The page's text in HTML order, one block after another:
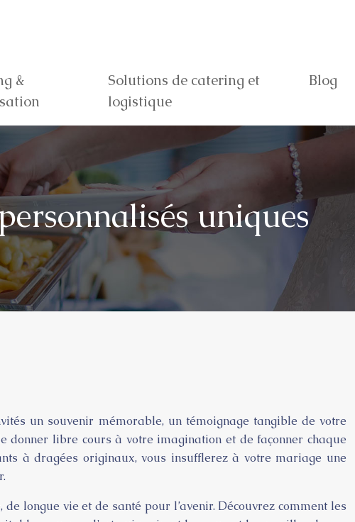
&
Solutions de catering et
logistique
Blog
uniques
un souvenir mémorable, un témoignage tangible de votre
donner libre cours à votre imagination et de façonner chaque
à dragées originaux, vous insufflerez à votre mariage une
longue vie et de santé pour l’avenir. Découvrez comment les